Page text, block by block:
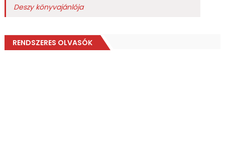
Deszy könyvajánlója
RENDSZERES OLVASÓK